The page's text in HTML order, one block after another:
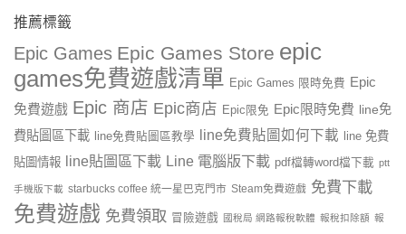
推薦標籤
Epic Games Epic Games Store epic
games免費遊戲清單 Epic Games 限時免費 Epic
免費遊戲 Epic 商店 Epic商店 Epic限免 Epic限時免費 line免
費貼圖區下載
line免費貼圖區教學 line免費貼圖如何下載
line 免費
貼圖情報
line貼圖區下載 Line 電腦版下載 pdf檔轉word檔下載 ptt
手機版下載 starbucks coffee 統一星巴克門市 Steam免費遊戲 免費下載
免費遊戲 免費領取 冒險遊戲 國稅局 網路報稅軟體 報稅扣除額 報